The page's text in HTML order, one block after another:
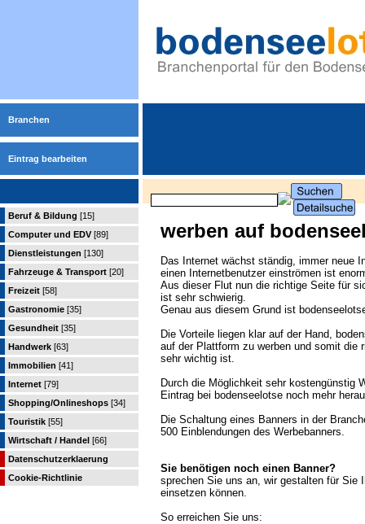
Branchen
Eintrag bearbeiten
Beruf & Bildung [15]
Computer und EDV [89]
Dienstleistungen [130]
Fahrzeuge & Transport [20]
Freizeit [58]
Gastronomie [35]
Gesundheit [35]
Handwerk [63]
Immobilien [41]
Internet [79]
Shopping/Onlineshops [34]
Touristik [55]
Wirtschaft / Handel [66]
Datenschutzerklaerung
Cookie-Richtlinie
werben auf
Das Internet wächst ständig, immer neue
einen Internetbenutzer einströmen ist
Aus dieser Flut nun die richtige Seite für
ist sehr schwierig.
Genau aus diesem Grund ist
Die Vorteile liegen klar auf der Hand,
auf der Plattform zu werben und somit die
sehr wichtig ist.
Durch die Möglichkeit sehr kostengünstig
Eintrag bei bodenseelotse noch mehr
Die Schaltung eines Banners in der
500 Einblendungen des Werbebanners.
Sie benötigen noch einen Banner?
sprechen Sie uns an, wir gestalten für Sie
einsetzen können.
So erreichen Sie uns: